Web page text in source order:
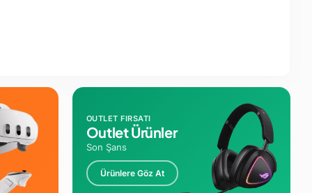
OUTLET FIRSATI
Outlet Ürünler
Son Şans
Ürünlere Göz At